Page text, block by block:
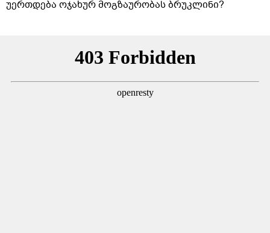
უერთდება ოჯახურ მოგზაურობას ბრუკლინი?